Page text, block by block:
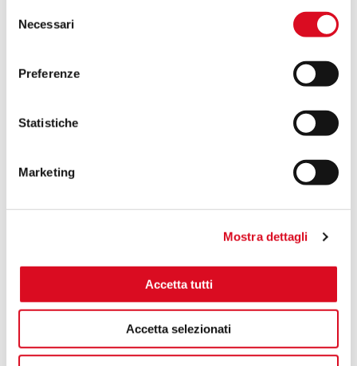
delNecessari
Preferenze
Statistiche
Marketing
Mostra dettagli
Accetta tutti
Accetta selezionati